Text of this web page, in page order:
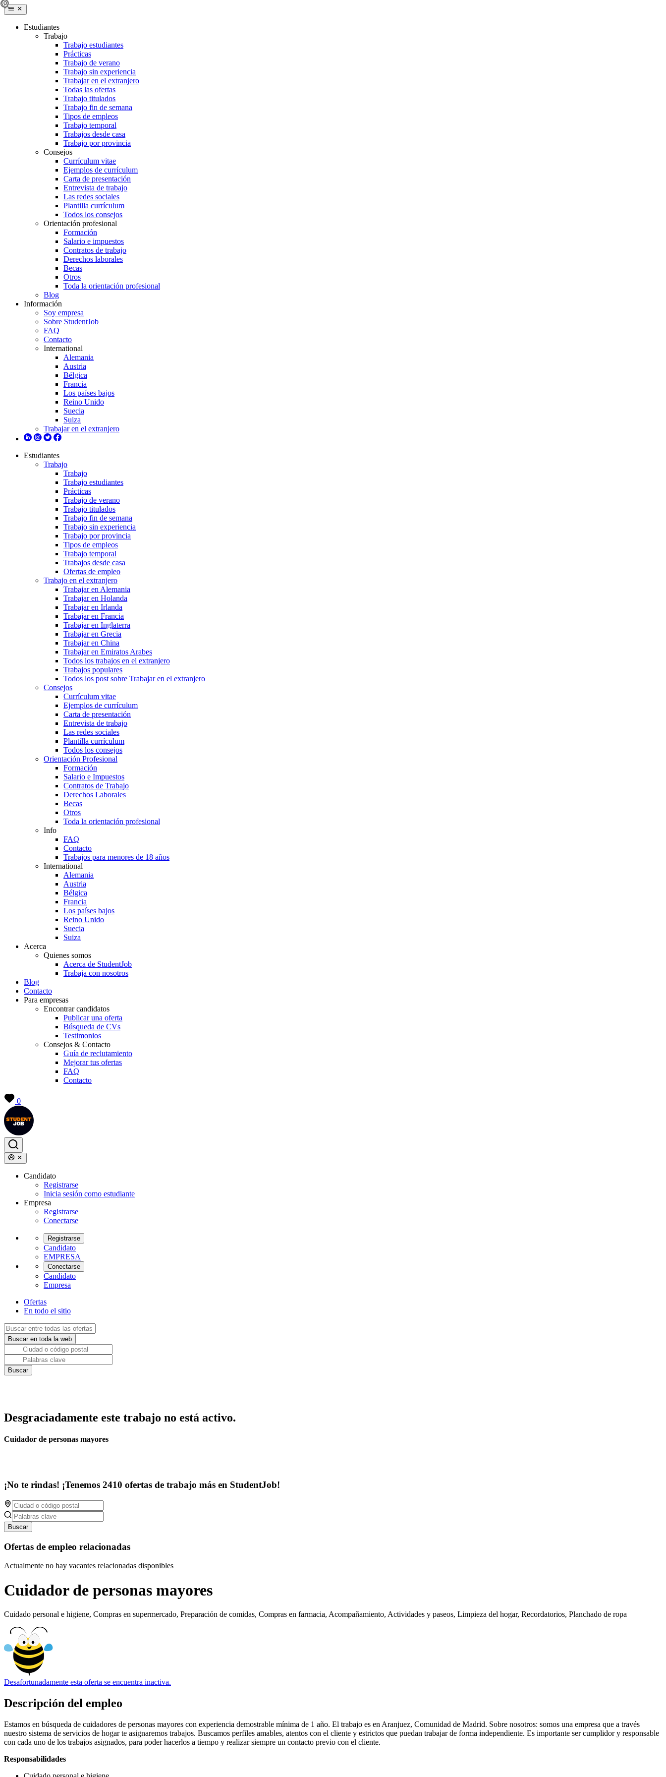
Estudiantes
Trabajo
Trabajo estudiantes
Prácticas
Trabajo de verano
Trabajo sin experiencia
Trabajar en el extranjero
Todas las ofertas
Trabajo titulados
Trabajo fin de semana
Tipos de empleos
Trabajo temporal
Trabajos desde casa
Trabajo por provincia
Consejos
Currículum vitae
Ejemplos de currículum
Carta de presentación
Entrevista de trabajo
Las redes sociales
Plantilla currículum
Todos los consejos
Orientación profesional
Formación
Salario e impuestos
Contratos de trabajo
Derechos laborales
Becas
Otros
Toda la orientación profesional
Blog
Información
Soy empresa
Sobre StudentJob
FAQ
Contacto
International
Alemania
Austria
Bélgica
Francia
Los países bajos
Reino Unido
Suecia
Suiza
Trabajar en el extranjero
Estudiantes
Trabajo
Trabajo
Trabajo estudiantes
Prácticas
Trabajo de verano
Trabajo titulados
Trabajo fin de semana
Trabajo sin experiencia
Trabajo por provincia
Tipos de empleos
Trabajo temporal
Trabajos desde casa
Ofertas de empleo
Trabajo en el extranjero
Trabajar en Alemania
Trabajar en Holanda
Trabajar en Irlanda
Trabajar en Francia
Trabajar en Inglaterra
Trabajar en Grecia
Trabajar en China
Trabajar en Emiratos Arabes
Todos los trabajos en el extranjero
Trabajos populares
Todos los post sobre Trabajar en el extranjero
Consejos
Currículum vitae
Ejemplos de currículum
Carta de presentación
Entrevista de trabajo
Las redes sociales
Plantilla currículum
Todos los consejos
Orientación Profesional
Formación
Salario e Impuestos
Contratos de Trabajo
Derechos Laborales
Becas
Otros
Toda la orientación profesional
Info
FAQ
Contacto
Trabajos para menores de 18 años
International
Alemania
Austria
Bélgica
Francia
Los países bajos
Reino Unido
Suecia
Suiza
Acerca
Quienes somos
Acerca de StudentJob
Trabaja con nosotros
Blog
Contacto
Para empresas
Encontrar candidatos
Publicar una oferta
Búsqueda de CVs
Testimonios
Consejos & Contacto
Guía de reclutamiento
Mejorar tus ofertas
FAQ
Contacto
0
Candidato
Registrarse
Inicia sesión como estudiante
Empresa
Registrarse
Conectarse
Registrarse
Candidato
EMPRESA
Conectarse
Candidato
Empresa
Ofertas
En todo el sitio
Desgraciadamente este trabajo no está activo.
Cuidador de personas mayores
¡No te rindas! ¡Tenemos 2410 ofertas de trabajo más en StudentJob!
Buscar
Ofertas de empleo relacionadas
Actualmente no hay vacantes relacionadas disponibles
Cuidador de personas mayores
Cuidado personal e higiene, Compras en supermercado, Preparación de comidas, Compras en farmacia, Acompañamiento, Actividades y paseos, Limpieza del hogar, Recordatorios, Planchado de ropa
Desafortunadamente esta oferta se encuentra inactiva.
Descripción del empleo
Estamos en búsqueda de cuidadores de personas mayores con experiencia demostrable mínima de 1 año. El trabajo es en Aranjuez, Comunidad de Madrid. Sobre nosotros: somos una empresa que a través
nuestro sistema de servicios de hogar te asignaremos trabajos. Buscamos perfiles amables, atentos con el cliente y estrictos que puedan trabajar de forma independiente. Es importante ser cumplidor y responsable
con cada uno de los trabajos asignados, para poder hacerlos a tiempo y realizar siempre un contacto previo con el cliente.
Responsabilidades